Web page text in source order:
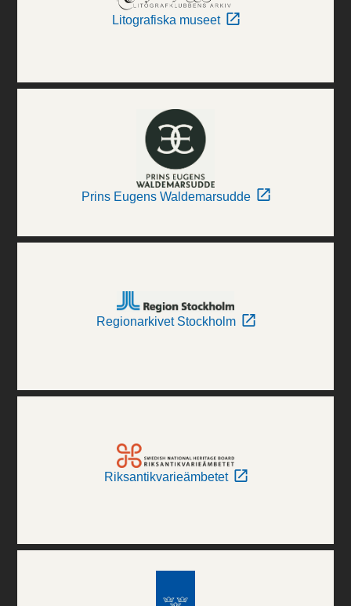
Litografiska museet
Prins Eugens Waldemarsudde
Regionarkivet Stockholm
Riksantikvarieämbetet